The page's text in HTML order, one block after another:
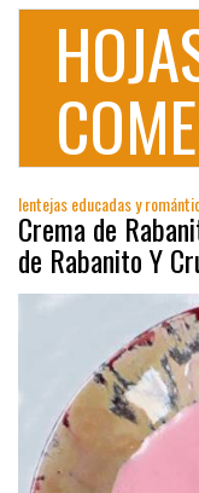
lentejas educadas y
Crema de
de Rabanito Y